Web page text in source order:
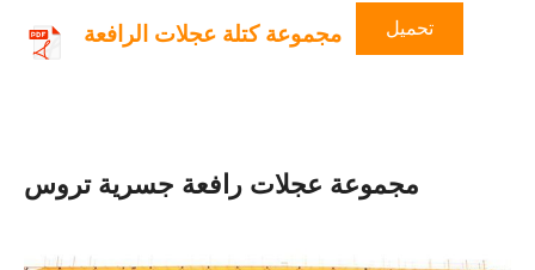
مجموعة كتلة عجلات الرافعة تحميل
مجموعة عجلات رافعة جسرية تروس